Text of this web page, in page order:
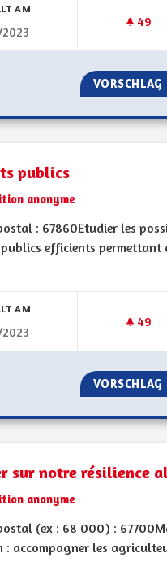
AM
49
publics
anonyme
: 67860Etudier les
efficients permettant
AM
49
sur notre résilience
anonyme
(ex : 68 000) :
: accompagner les